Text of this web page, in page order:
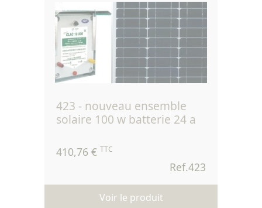
423 - nouveau ensemble
solaire 100 w batterie 24 a
410,76 € TTC
Ref.423
Voir le produit